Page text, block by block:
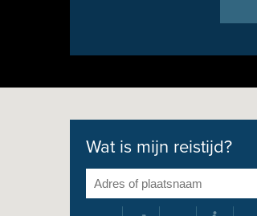
Wat is mijn reistijd?